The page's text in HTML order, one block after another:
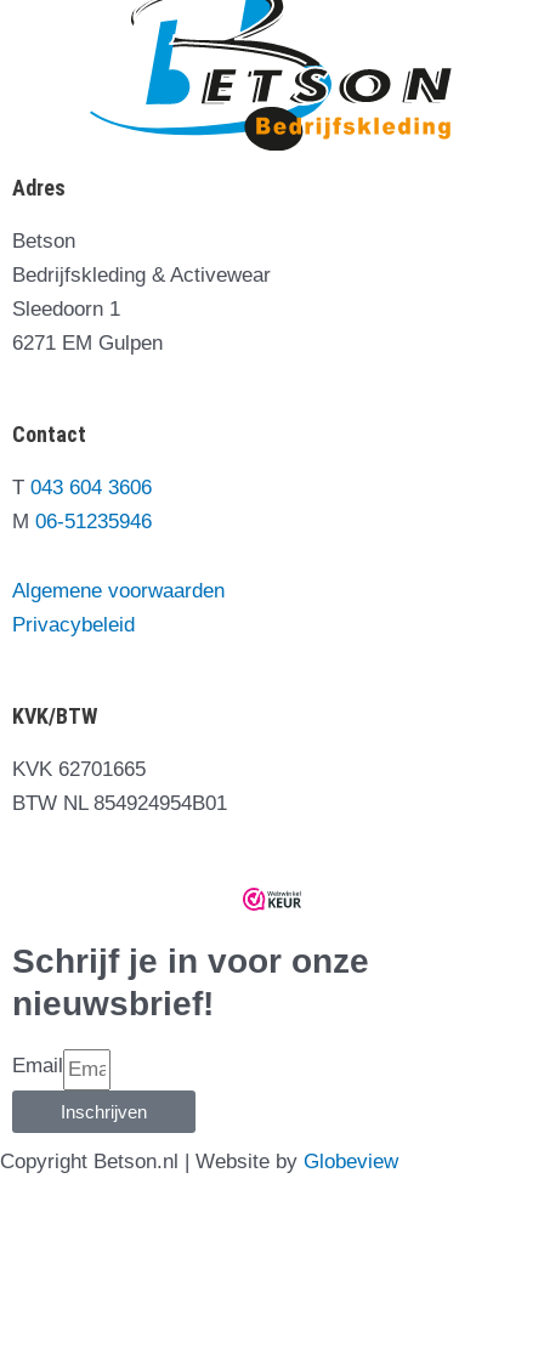
Adres
Betson
Bedrijfskleding & Activewear
Sleedoorn 1
6271 EM Gulpen
Contact
T 043 604 3606
M 06-51235946
Algemene voorwaarden
Privacybeleid
KVK/BTW
KVK 62701665
BTW NL 854924954B01
Schrijf je in voor onze
nieuwsbrief!
Email
Inschrijven
Copyright Betson.nl | Website by Globeview